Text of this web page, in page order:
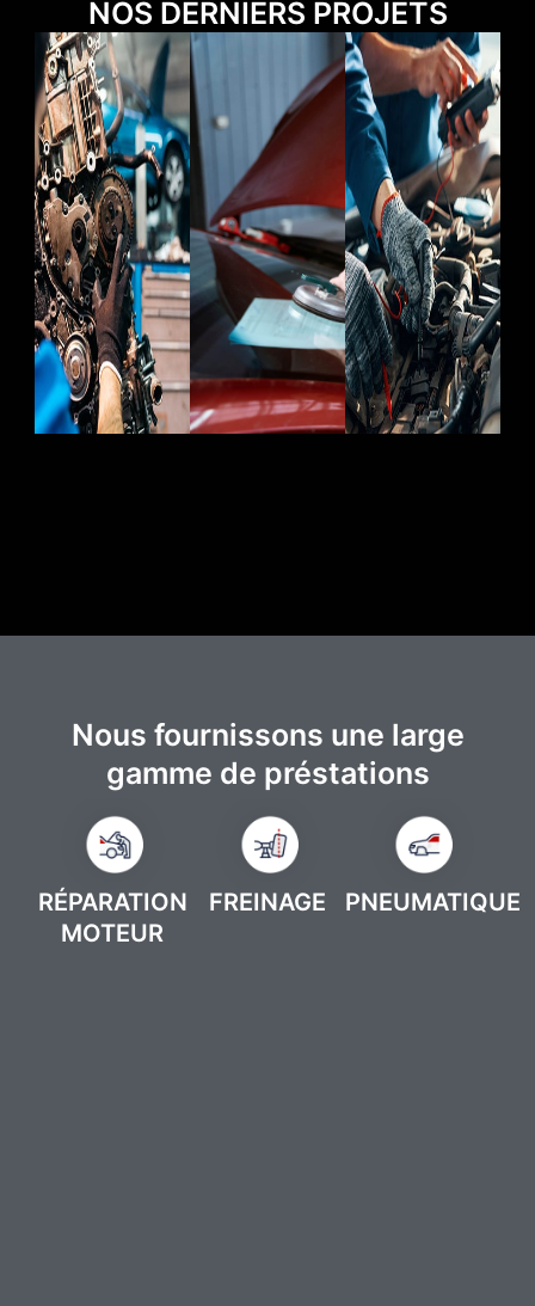
NOS DERNIERS PROJETS
Nous fournissons une large
gamme de préstations
RÉPARATION
MOTEUR
FREINAGE PNEUMATIQUE